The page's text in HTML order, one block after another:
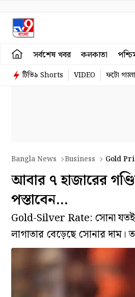
সর্বশেষ খবর কলকাতা
টিভি৯ Shorts VIDEO ফটো
Bangla News Business
Gold
Kolkata
আবার ৭ হাজারের
পস্তাবেন…
Gold-Silver Rate: সোনা যতই
লাগাতার বেড়েছে সোনার